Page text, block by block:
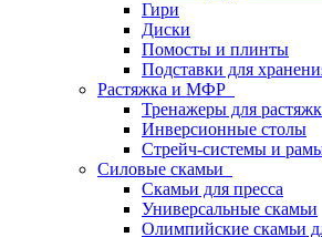
Гири
Диски
Помосты и плинты
Подставки для
Растяжка и МФР
Тренажеры для
Инверсионные столы
Стрейч-системы и
Силовые скамьи
Скамьи для пресса
Универсальные скамьи
Олимпийские скамьи